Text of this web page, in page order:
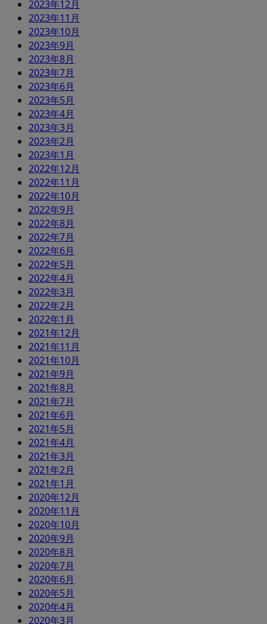
2023年12月
2023年11月
2023年10月
2023年9月
2023年8月
2023年7月
2023年6月
2023年5月
2023年4月
2023年3月
2023年2月
2023年1月
2022年12月
2022年11月
2022年10月
2022年9月
2022年8月
2022年7月
2022年6月
2022年5月
2022年4月
2022年3月
2022年2月
2022年1月
2021年12月
2021年11月
2021年10月
2021年9月
2021年8月
2021年7月
2021年6月
2021年5月
2021年4月
2021年3月
2021年2月
2021年1月
2020年12月
2020年11月
2020年10月
2020年9月
2020年8月
2020年7月
2020年6月
2020年5月
2020年4月
2020年3月